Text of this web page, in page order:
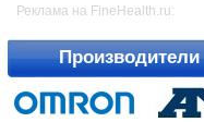
Реклама на FineHealth.ru:
Производители